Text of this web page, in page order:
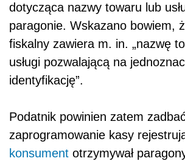
dotycząca nazwy towaru lub
paragonie. Wskazano bowiem,
fiskalny zawiera m. in. „nazwę
usługi pozwalającą na
identyfikację”.
Podatnik powinien zatem
zaprogramowanie kasy
konsument otrzymywał